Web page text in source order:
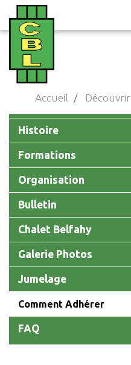
Aller
au
contenu
principal
Accueil Découvrir
Main
navigation
Histoire
Formations
Organisation
Bulletin
Chalet Belfahy
Galerie Photos
Jumelage
Comment Adhérer
FAQ